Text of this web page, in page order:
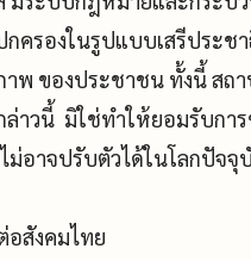
ครองในรูปแบบเสรีประช
าพ ของประชาชน ทั้งนี้ ส
าวนี้ มิใช่ทำให้ยอมรับกา
อาจปรับตัวได้ในโลกปัจจุ
อสังคมไทย